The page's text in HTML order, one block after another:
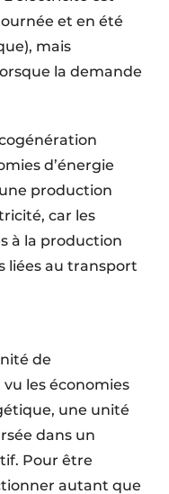
et en été
mais
la demande
d’énergie
production
car les
à la production
liées au transport
de
les économies
une unité
dans un
Pour être
autant que